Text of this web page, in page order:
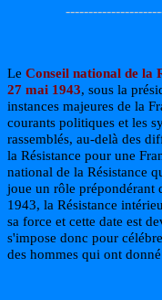
Le Conseil national de la
27 mai 1943, sous la
instances majeures de la
courants politiques et les
rassemblés, au-delà des
la Résistance pour une
national de la Résistance
joue un rôle prépondérant
1943, la Résistance
sa force et cette date est
s'impose donc pour
des hommes qui ont